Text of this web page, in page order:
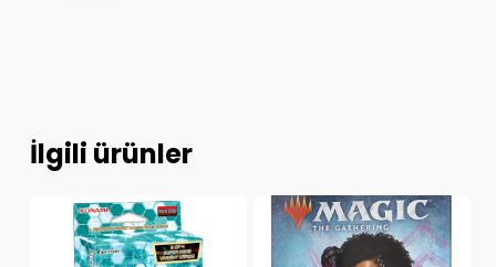
İlgili ürünler